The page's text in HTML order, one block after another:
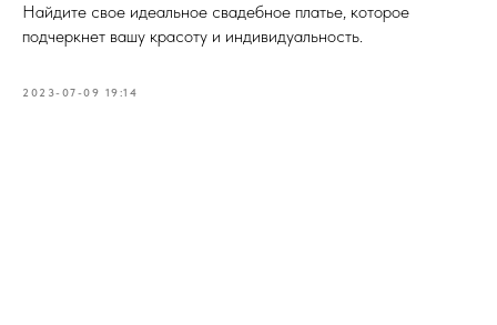
Найдите свое идеальное свадебное платье, которое
подчеркнет вашу красоту и индивидуальность.
2023-07-09 19:14